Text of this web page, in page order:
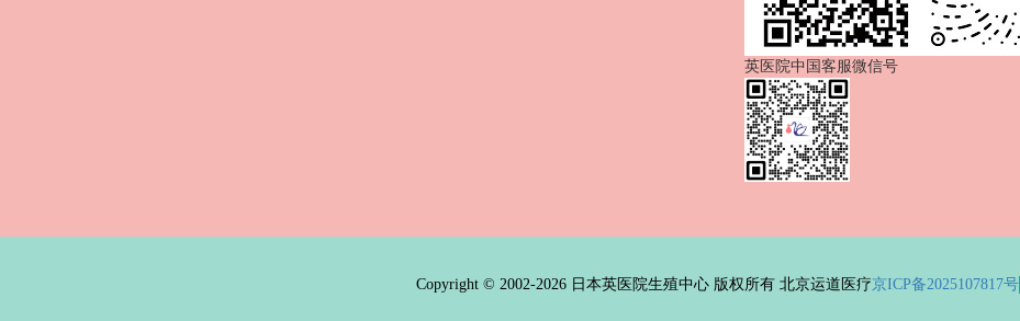
英医院中国客服微信号
Copyright © 2002-2026 日本英医院生殖中心 版权所有 北京运道医疗京ICP备2025107817号